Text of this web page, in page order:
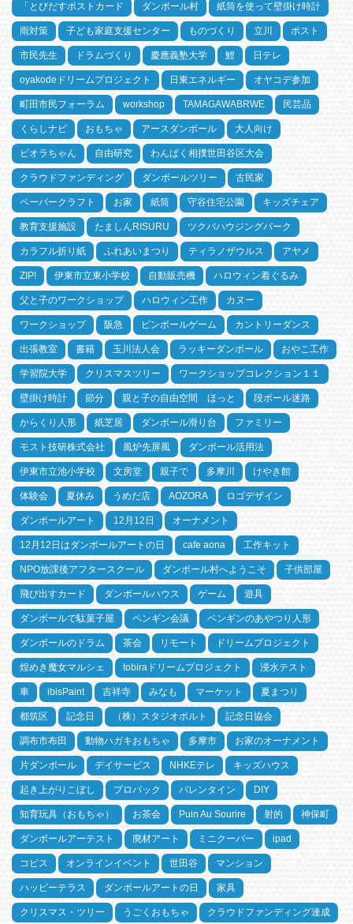
「とびだすポストカード ダンボール村 紙筒を使って壁掛け時計
雨対策 子ども家庭支援センター ものづくり 立川 ポスト
市民先生 ドラムづくり 慶應義塾大学 鯉 日テレ
oyakodeドリームプロジェクト 日東エネルギー オヤコデ参加
町田市民フォーラム workshop TAMAGAWABRWE 民芸品
くらしナビ おもちゃ アースダンボール 大人向け
ビオラちゃん 自由研究 わんぱく相撲世田谷区大会
クラウドファンディング ダンボールツリー 古民家
ペーパークラフト お家 紙筒 守谷住宅公園 キッズチェア
教育支援施設 たましんRISURU ツクバハウジングパーク
カラフル折り紙 ふれあいまつり ティラノザウルス アヤメ
ZIP! 伊東市立東小学校 自動販売機 ハロウィン着ぐるみ
父と子のワークショップ ハロウィン工作 カヌー
ワークショップ 阪急 ピンボールゲーム カントリーダンス
出張教室 書籍 玉川法人会 ラッキーダンボール おやこ工作
学習院大学 クリスマスツリー ワークショップコレクション１１
壁掛け時計 節分 親と子の自由空間 ほっと 段ボール迷路
からくり人形 紙芝居 ダンボール滑り台 ファミリー
モスト技研株式会社 風炉先屏風 ダンボール活用法
伊東市立池小学校 文房堂 親子で 多摩川 けやき館
体験会 夏休み うめだ店 AOZORA ロゴデザイン
ダンボールアート 12月12日 オーナメント
12月12日はダンボールアートの日 cafe aona 工作キット
NPO放課後アフタースクール ダンボール村へようこそ 子供部屋
飛び出すカード ダンボールハウス ゲーム 遊具
ダンボールで駄菓子屋 ペンギン会議 ペンギンのあやつり人形
ダンボールのドラム 茶会 リモート ドリームプロジェクト
煌めき魔女マルシェ tobiraドリームプロジェクト 浸水テスト
車 ibisPaint 吉祥寺 みなも マーケット 夏まつり
都筑区 記念日 （株）スタジオポルト 記念日協会
調布市布田 動物ハガキおもちゃ 多摩市 お家のオーナメント
片ダンボール デイサービス NHKEテレ キッズハウス
起き上がりこぼし プロパック バレンタイン DIY
知育玩具（おもちゃ） お茶会 Puin Au Sourire 射的 神保町
ダンボールアーテスト 廃材アート ミニクーパー ipad
コピス オンラインイベント 世田谷 マンション
ハッピーテラス ダンボールアートの日 家具
クリスマス・ツリー うごくおもちゃ クラウドファンディング達成